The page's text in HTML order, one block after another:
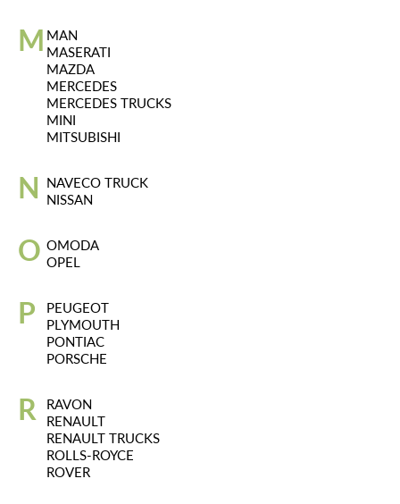
M MAN
MASERATI
MAZDA
MERCEDES
MERCEDES TRUCKS
MINI
MITSUBISHI
N
NAVECO TRUCK
NISSAN
O OMODA
OPEL
P
PEUGEOT
PLYMOUTH
PONTIAC
PORSCHE
R
RAVON
RENAULT
RENAULT TRUCKS
ROLLS-ROYCE
ROVER